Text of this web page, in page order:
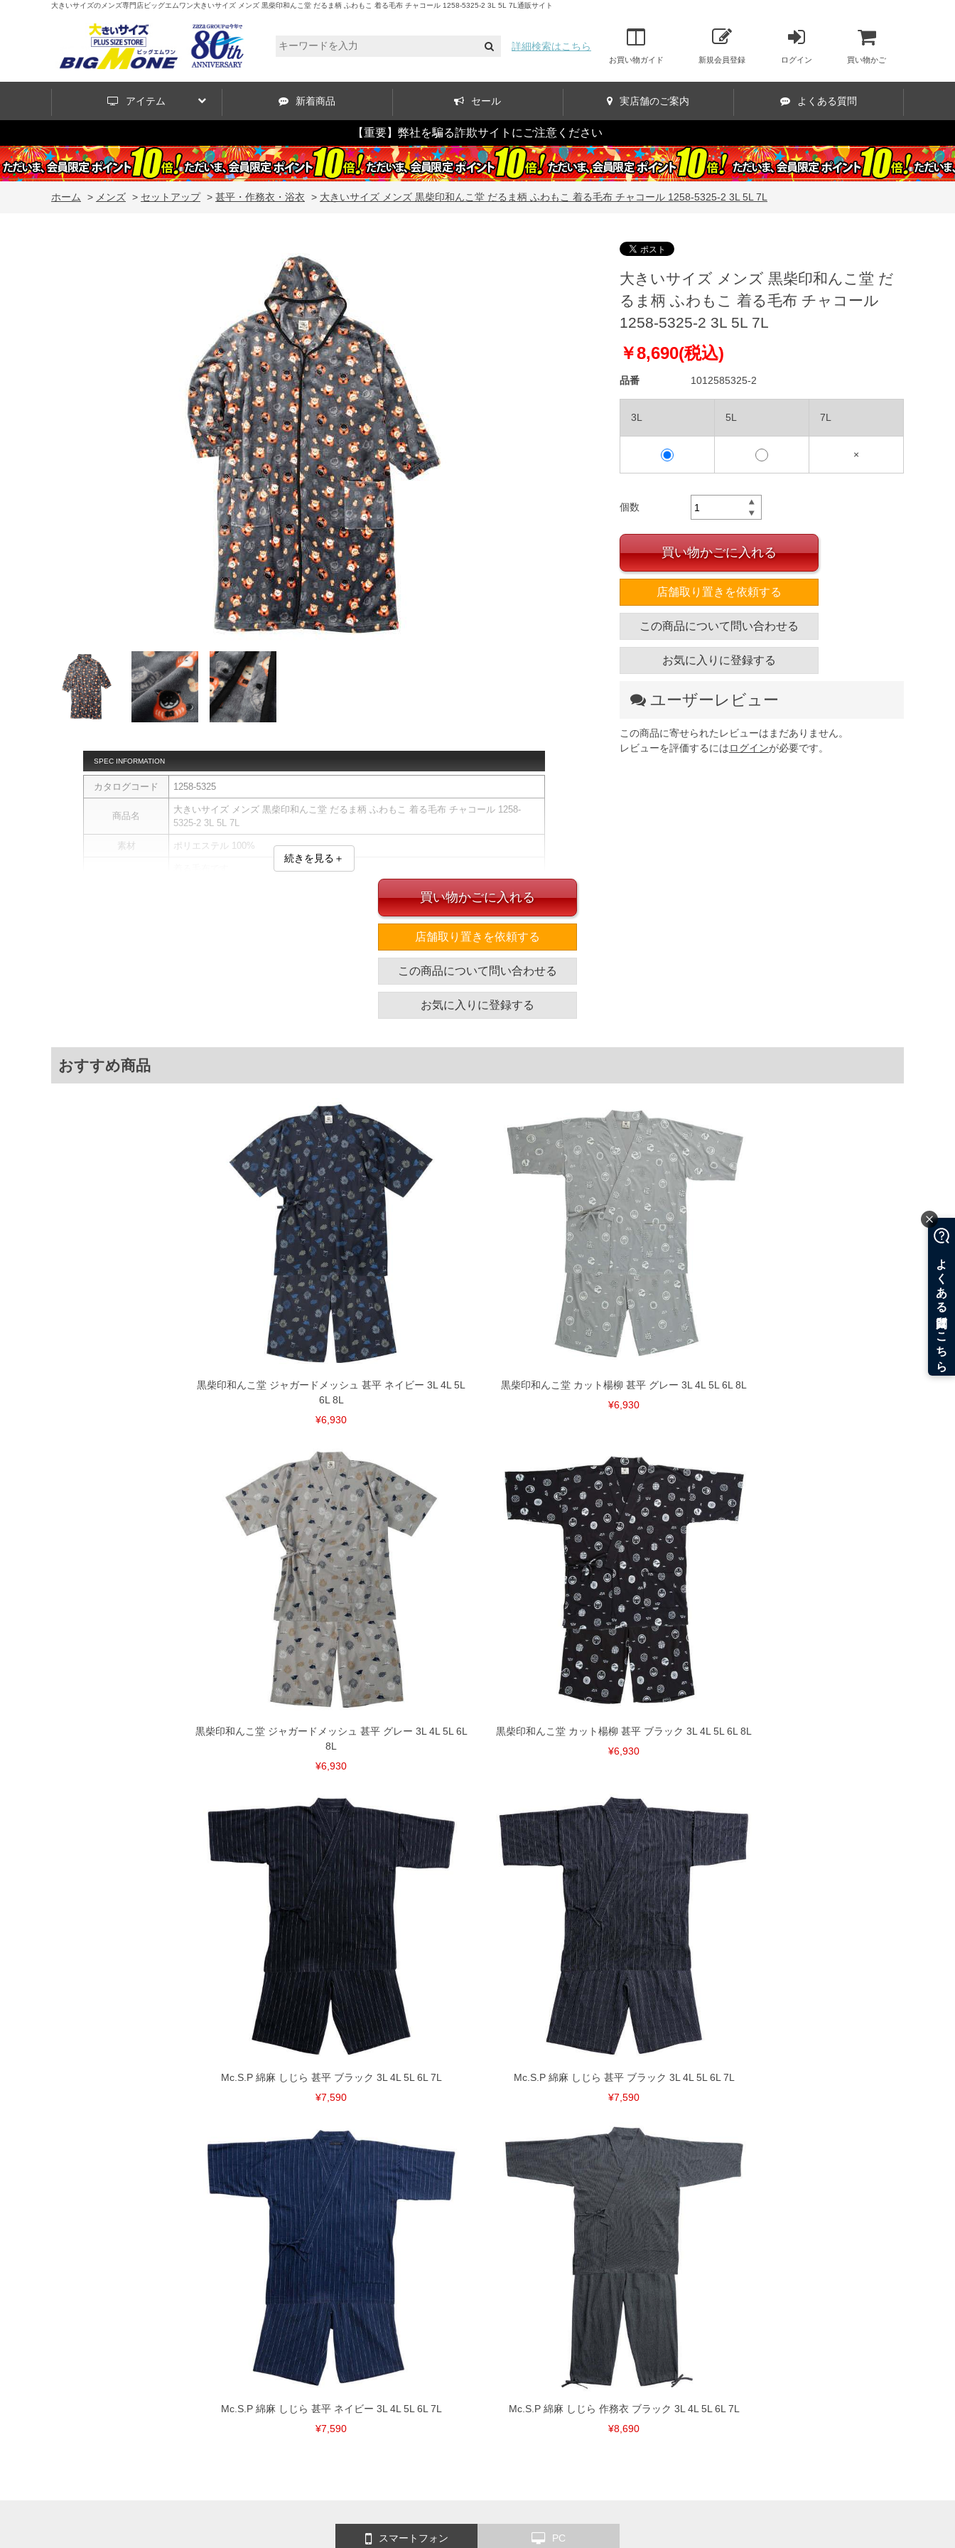
大きいサイズのメンズ専門店ビッグエムワン大きいサイズ メンズ 黒柴印和んこ堂 だるま柄 ふわもこ 着る毛布 チャコール 1258-5325-2 3L 5L 7L通販サイト
詳細検索はこちら
お買い物ガイド 新規会員登録 ログイン 買い物かご
アイテム 新着商品 セール 実店舗のご案内 よくある質問
【重要】弊社を騙る詐欺サイトにご注意ください
ホーム > メンズ > セットアップ > 甚平・作務衣・浴衣 > 大きいサイズ メンズ 黒柴印和んこ堂 だるま柄 ふわもこ 着る毛布 チャコール 1258-5325-2 3L 5L 7L
SPEC INFORMATION
カタログコード 1258-5325
商品名
大きいサイズ メンズ 黒柴印和んこ堂 だるま柄 ふわもこ 着る毛布 チャコール 1258-
5325-2 3L 5L 7L
素材 ポリエステル 100%
仕様、素材、及び画像のカラーが、実際に入荷する商品と若干異なる場合がございま
裾周り 肩幅 袖丈
7L
※商品によって若干のサイズの誤差がございます。また、お客様がご使用の環境（コンピュ
ータ画面）によって、商品の色味が若干異なる場合がございます。予めご了承ください。
※上記サイズが実際の商品に付いているタグのサイズ表記と異なる場合があります。お取り
扱い前に商品付属タグの記載もご確認下さい。
※当店での掲載商品は、実店鋪と在庫を共用しておりますので店頭での売り違い、店舗から
のお取り寄せ等により、お客様にご迷惑をお掛けしてしまう場合がございます。そのような
ことがない様最大限に努めておりますが、もしあった場合速やかにご連絡させて頂きますの
で予めご了承ください。
※【ボトムの裾上げをご希望の場合】
裾上げ料金は500円+税となります。
備考欄に股下●cmとご記入下さい。（裾上げ無料対象商品は1本につき税込6,000円以上の品
が対象。1本5,999円以下の商品は有料（500円+税）となります。）
出荷まで約1週間～20日間程お時間を頂く場合がございます。
尚、裾上げした商品は返品・交換不可となりますので、予めご了承下さい。
一部、お直しに対応出来ない商品がございます。(例：裾にファスナーや調節ひもが付いて
いる、極端なデザインが施されている等)
返品交換希望の方は、商品到着後1週間以内にご連絡ください。
承くださいませ。
続きを見る＋
大きいサイズ メンズ 黒柴印和んこ堂 だ
るま柄 ふわもこ 着る毛布 チャコール
1258-5325-2 3L 5L 7L
￥8,690(税込)
品番 1012585325-2
3L 5L 7L
×
個数
買い物かごに入れる
店舗取り置きを依頼する
この商品について問い合わせる
お気に入りに登録する
ユーザーレビュー
この商品に寄せられたレビューはまだありません。
レビューを評価するにはログインが必要です。
買い物かごに入れる
店舗取り置きを依頼する
この商品について問い合わせる
お気に入りに登録する
おすすめ商品
黒柴印和んこ堂 ジャガードメッシュ 甚平 ネイビー 3L 4L 5L
6L 8L
¥6,930
黒柴印和んこ堂 カット楊柳 甚平 グレー 3L 4L 5L 6L 8L
¥6,930
黒柴印和んこ堂 ジャガードメッシュ 甚平 グレー 3L 4L 5L 6L
8L
¥6,930
黒柴印和んこ堂 カット楊柳 甚平 ブラック 3L 4L 5L 6L 8L
¥6,930
Mc.S.P 綿麻 しじら 甚平 ブラック 3L 4L 5L 6L 7L
¥7,590
Mc.S.P 綿麻 しじら 甚平 ブラック 3L 4L 5L 6L 7L
¥7,590
Mc.S.P 綿麻 しじら 甚平 ネイビー 3L 4L 5L 6L 7L
¥7,590
Mc.S.P 綿麻 しじら 作務衣 ブラック 3L 4L 5L 6L 7L
¥8,690
スマートフォン PC